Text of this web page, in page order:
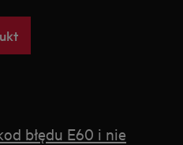
błędu E60 i nie